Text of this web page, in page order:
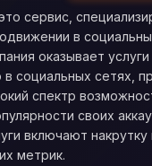
сервис,
в
оказывает услуги
социальных сетях,
спектр
своих
включают накрутку
метрик.